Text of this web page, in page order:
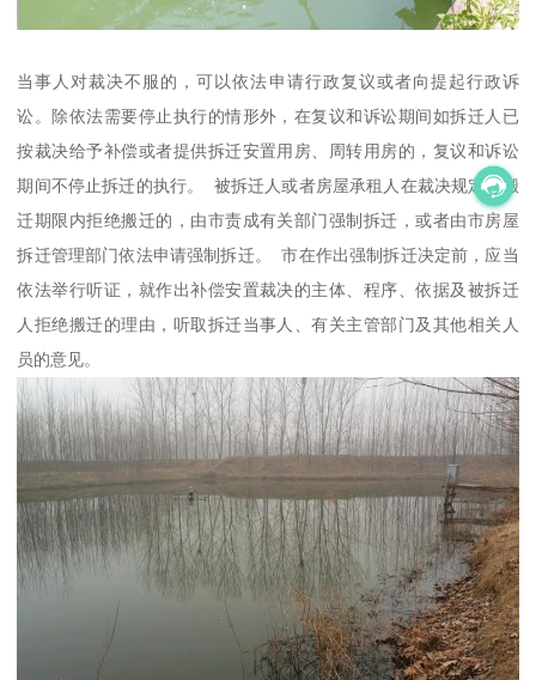
当事人对裁决不服的，可以依法申请行政复议或者向提起行政诉
讼。除依法需要停止执行的情形外，在复议和诉讼期间如拆迁人已
按裁决给予补偿或者提供拆迁安置用房、周转用房的，复议和诉讼
期间不停止拆迁的执行。 被拆迁人或者房屋承租人在裁决规定的搬
迁期限内拒绝搬迁的，由市责成有关部门强制拆迁，或者由市房屋
拆迁管理部门依法申请强制拆迁。 市在作出强制拆迁决定前，应当
依法举行听证，就作出补偿安置裁决的主体、程序、依据及被拆迁
人拒绝搬迁的理由，听取拆迁当事人、有关主管部门及其他相关人
员的意见。